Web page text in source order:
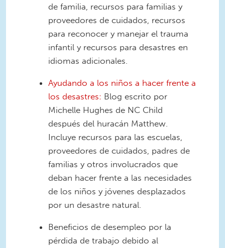
de familia, recursos para familias y
proveedores de cuidados, recursos
para reconocer y manejar el trauma
infantil y recursos para desastres en
idiomas adicionales.
Ayudando a los niños a hacer frente a
los desastres: Blog escrito por
Michelle Hughes de NC Child
después del huracán Matthew.
Incluye recursos para las escuelas,
proveedores de cuidados, padres de
familias y otros involucrados que
deban hacer frente a las necesidades
de los niños y jóvenes desplazados
por un desastre natural.
Beneficios de desempleo por la
pérdida de trabajo debido al